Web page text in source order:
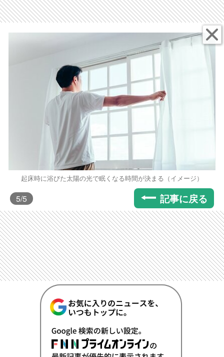
起床時に浴びた太陽の光で眠くなる時間が決まる（イメージ）
5/5 記事に戻る